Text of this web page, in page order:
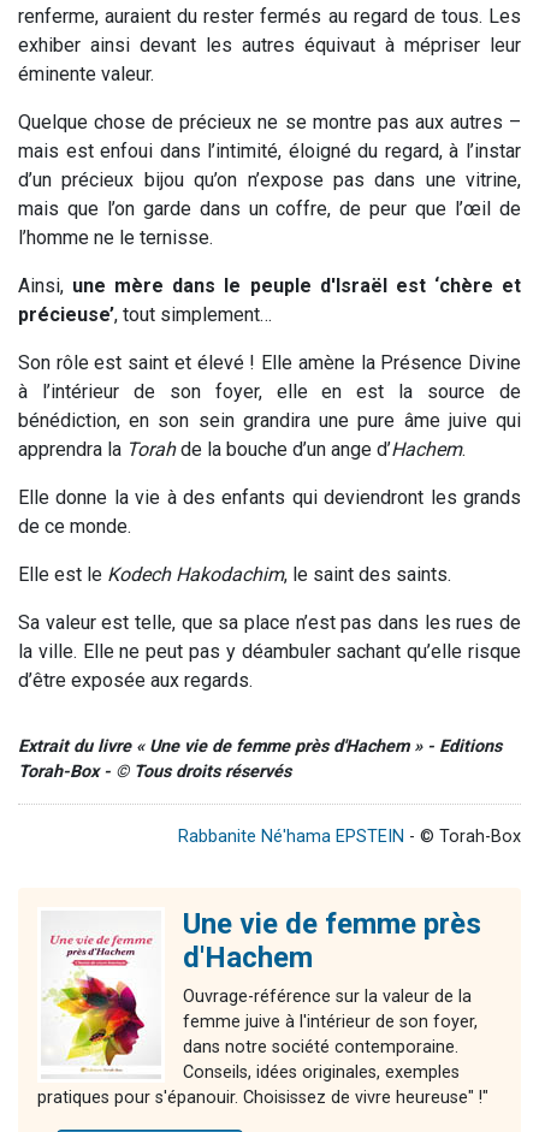
renferme, auraient du rester fermés au regard de tous. Les
exhiber ainsi devant les autres équivaut à mépriser leur
éminente valeur.
Quelque chose de précieux ne se montre pas aux autres –
mais est enfoui dans l’intimité, éloigné du regard, à l’instar
d’un précieux bijou qu’on n’expose pas dans une vitrine,
mais que l’on garde dans un coffre, de peur que l’œil de
l’homme ne le ternisse.
Ainsi, une mère dans le peuple d'Israël est ‘chère et
précieuse’, tout simplement…
Son rôle est saint et élevé ! Elle amène la Présence Divine
à l’intérieur de son foyer, elle en est la source de
bénédiction, en son sein grandira une pure âme juive qui
apprendra la Torahde la bouche d’un ange d’Hachem.
Elle donne la vie à des enfants qui deviendront les grands
de ce monde.
Elle est le Kodech Hakodachim, le saint des saints.
Sa valeur est telle, que sa place n’est pas dans les rues de
la ville. Elle ne peut pas y déambuler sachant qu’elle risque
d’être exposée aux regards.
Extrait du livre « Une vie de femme près d'Hachem » - Editions
Torah-Box - © Tous droits réservés
Rabbanite Né'hama EPSTEIN - © Torah-Box
Une vie de femme près
d'Hachem
Ouvrage-référence sur la valeur de la
femme juive à l'intérieur de son foyer,
dans notre société contemporaine.
Conseils, idées originales, exemples
pratiques pour s'épanouir. Choisissez de vivre heureuse" !"